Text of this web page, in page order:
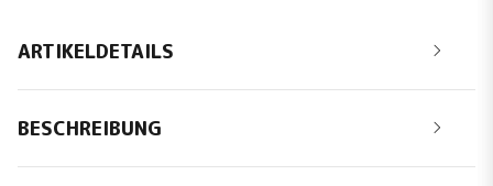
ARTIKELDETAILS
BESCHREIBUNG